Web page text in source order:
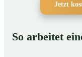
Jetzt
So arbeitet